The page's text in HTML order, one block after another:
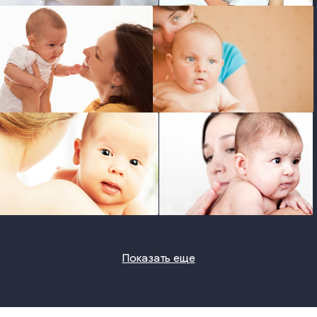
photo photo
photo photo
Показать еще